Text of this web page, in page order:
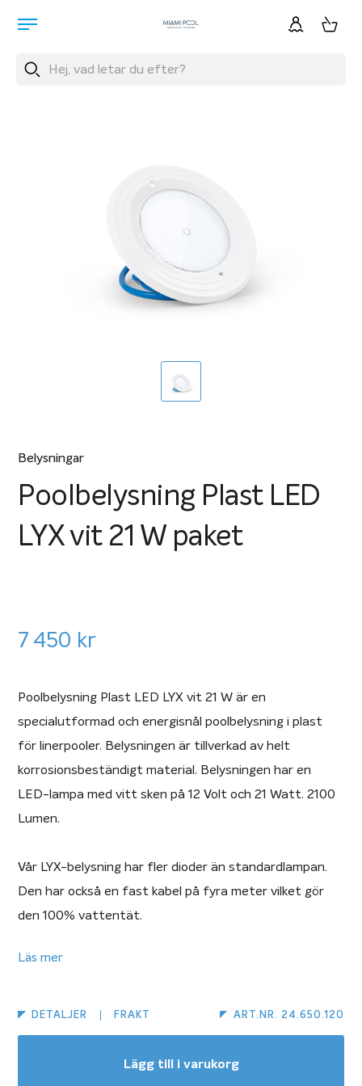
Belysningar
Poolbelysning Plast LED
LYX vit 21 W paket
7 450 kr
Poolbelysning Plast LED LYX vit 21 W är en
specialutformad och energisnål poolbelysning i plast
för linerpooler. Belysningen är tillverkad av helt
korrosionsbeständigt material. Belysningen har en
LED-lampa med vitt sken på 12 Volt och 21 Watt. 2100
Lumen.
Vår LYX-belysning har fler dioder än standardlampan.
Den har också en fast kabel på fyra meter vilket gör
den 100% vattentät.
Kabelrör och kopplingsdosa ingår. Transformator ingår
Poolbelysning
Ett belysningspaket till din pool är en liten kostnad i
Läs mer
DETALJER FRAKT ART.NR. 24.650.120
Lägg till i varukorg